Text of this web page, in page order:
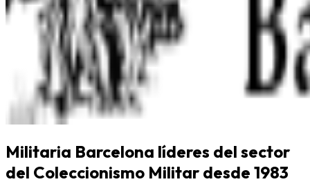
Militaria Barcelona líderes del sector
del Coleccionismo Militar desde 1983